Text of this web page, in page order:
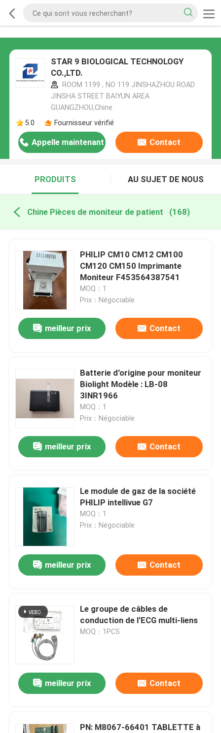
STAR 9 BIOLOGICAL TECHNOLOGY
CO.,LTD.
ROOM 1199 , NO 119 JINSHAZHOU ROAD
JINSHA STREET BAIYUN AREA
GUANGZHOU,Chine
5.0
Fournisseur vérifié
Appelle maintenant Contact
PRODUITS AU SUJET DE NOUS
Chine Pièces de moniteur de patient (168)
PHILIP CM10 CM12 CM100
CM120 CM150 Imprimante
Moniteur F453564387541
MOQ：1
Prix：Négociable
meilleur prix Contact
Batterie d'origine pour moniteur
Biolight Modèle : LB-08
3INR1966
MOQ：1
Prix：Négociable
meilleur prix Contact
Le module de gaz de la société
PHILIP intellivue G7
MOQ：1
Prix：Négociable
meilleur prix Contact
Le groupe de câbles de
conduction de l'ECG multi-liens
MOQ：1PCS
meilleur prix Contact
PN: M8067-66401 TABLETTE à